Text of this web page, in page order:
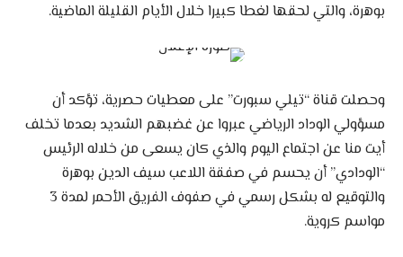
بوهرة، والتي لحقها لغطا كبيرا خلال الأيام القليلة الماضية.
وحصلت قناة “تيلي سبورت” على معطيات حصرية، تؤكد أن
مسؤولي الوداد الرياضي عبروا عن غضبهم الشديد بعدما تخلف
أيت منا عن اجتماع اليوم والذي كان يسعى من خلاله الرئيس
“الودادي” أن يحسم في صفقة اللاعب سيف الدين بوهرة
والتوقيع له بشكل رسمي في صفوف الفريق الأحمر لمدة 3
مواسم كروية.